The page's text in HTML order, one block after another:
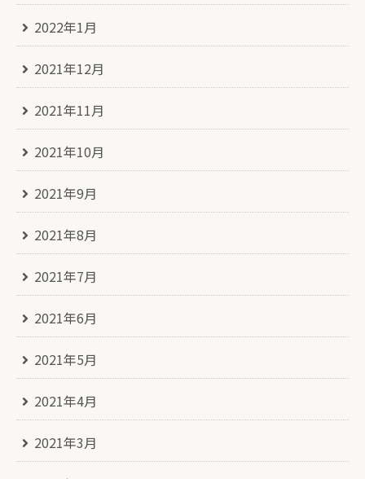
2022年1月
2021年12月
2021年11月
2021年10月
2021年9月
2021年8月
2021年7月
2021年6月
2021年5月
2021年4月
2021年3月